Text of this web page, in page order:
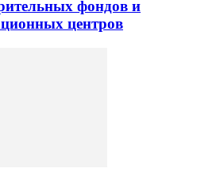
фондов и
центров